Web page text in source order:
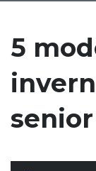
5
senior